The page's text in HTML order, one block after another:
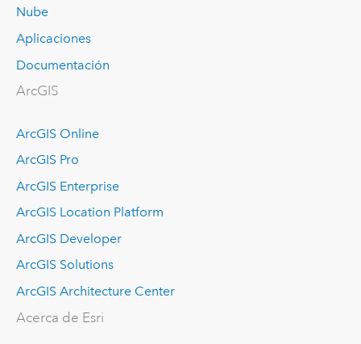
Nube
Aplicaciones
Documentación
ArcGIS
ArcGIS Online
ArcGIS Pro
ArcGIS Enterprise
ArcGIS Location Platform
ArcGIS Developer
ArcGIS Solutions
ArcGIS Architecture Center
Acerca de Esri